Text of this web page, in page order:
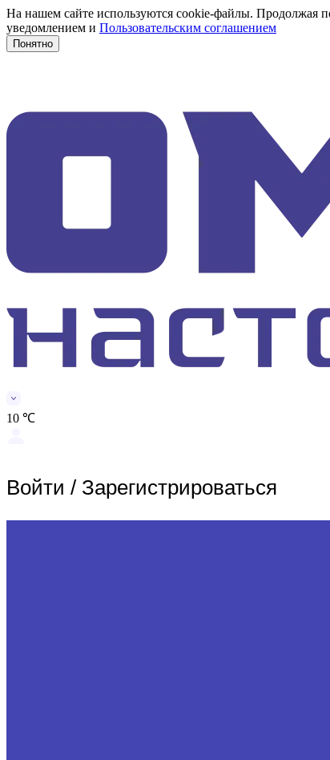
На нашем сайте используются cookie-файлы. Продолжая
уведомлением и Пользовательским соглашением
Понятно
10 ℃
Войти / Зарегистрироваться